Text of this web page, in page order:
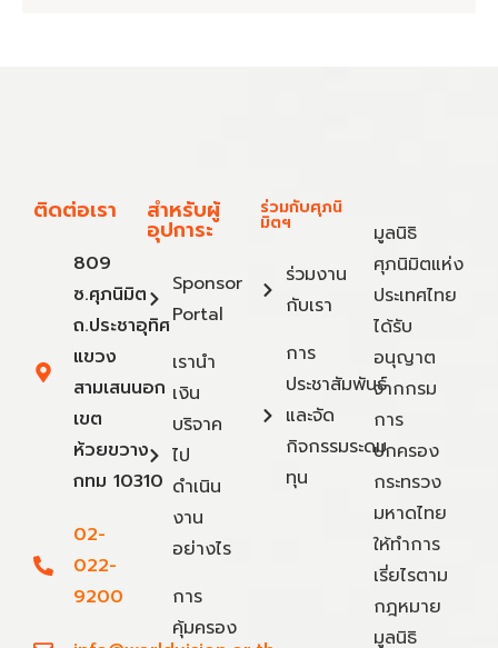
ติดต่อเรา
809
ซ.ศุภนิมิต
ถ.ประชาอุทิศ
แขวง
สามเสนนอก
เขต
ห้วยขวาง
กทม 10310
02-
022-
9200
สำหรับผู้
อุปการะ
Sponsor
Portal
เรานำ
เงิน
บริจาค
ไป
ดำเนิน
งาน
อย่างไร
การ
คุ้มครอง
ร่วมกับศุภนิ
มิตฯ
ร่วมงาน
กับเรา
การ
ประชาสัมพันธ์
และจัด
กิจกรรมระดม
ทุน
มูลนิธิ
ศุภนิมิตแห่ง
ประเทศไทย
ได้รับ
อนุญาต
จากกรม
การ
ปกครอง
กระทรวง
มหาดไทย
ให้ทำการ
เรี่ยไรตาม
กฎหมาย
มูลนิธิ